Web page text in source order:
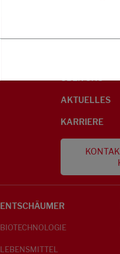
AKTUELLES
KARRIERE
ENTSCHÄUMER
BIOTECHNOLOGIE
LEBENSMITTEL